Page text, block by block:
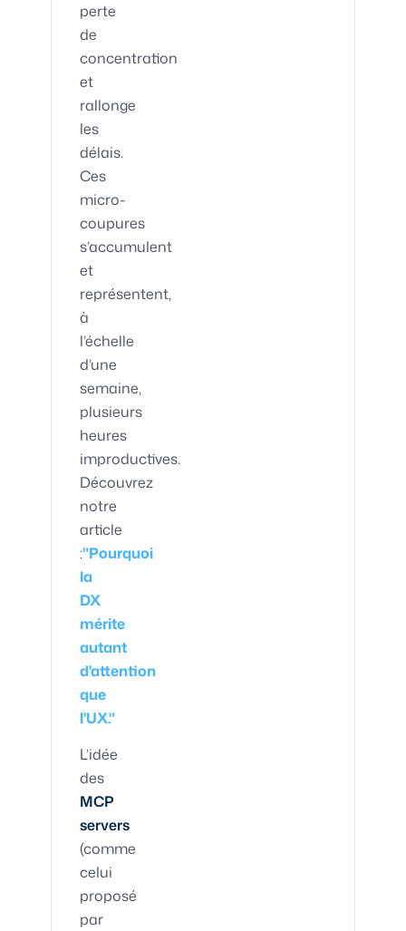
perte
de
concentration
et
rallonge
les
délais.
Ces
micro-
coupures
s’accumulent
et
représentent,
à
l’échelle
d’une
semaine,
plusieurs
heures
improductives.
Découvrez
notre
article
:"Pourquoi
la
DX
mérite
autant
d'attention
que
l'UX."
L’idée
des
MCP
servers
(comme
celui
proposé
par